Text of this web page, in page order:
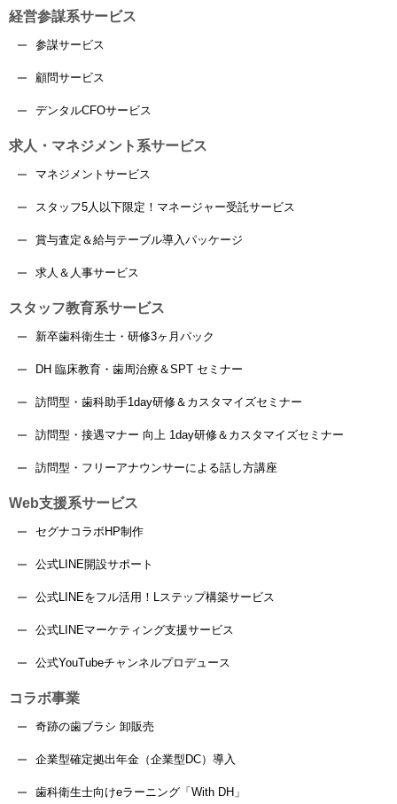
経営参謀系サービス
参謀サービス
顧問サービス
デンタルCFOサービス
求人・マネジメント系サービス
マネジメントサービス
スタッフ5人以下限定！マネージャー受託サービス
賞与査定＆給与テーブル導入パッケージ
求人＆人事サービス
スタッフ教育系サービス
新卒歯科衛生士・研修3ヶ月パック
DH 臨床教育・歯周治療＆SPT セミナー
訪問型・歯科助手1day研修＆カスタマイズセミナー
訪問型・接遇マナー 向上 1day研修＆カスタマイズセミナー
訪問型・フリーアナウンサーによる話し方講座
Web支援系サービス
セグナコラボHP制作
公式LINE開設サポート
公式LINEをフル活用！Lステップ構築サービス
公式LINEマーケティング支援サービス
公式YouTubeチャンネルプロデュース
コラボ事業
奇跡の歯ブラシ 卸販売
企業型確定拠出年金（企業型DC）導入
歯科衛生士向けeラーニング「With DH」